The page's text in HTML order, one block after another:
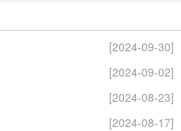
[2024-09-30]
[2024-09-02]
[2024-08-23]
[2024-08-17]